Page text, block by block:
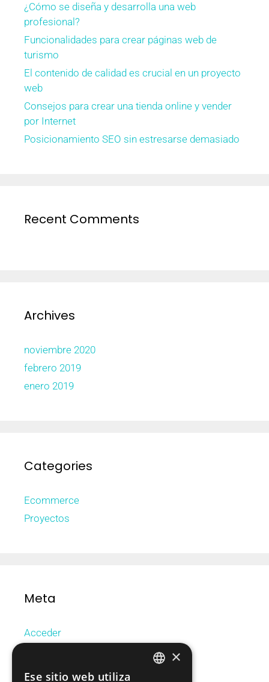
¿Cómo se diseña y desarrolla una web
profesional?
Funcionalidades para crear páginas web de
turismo
El contenido de calidad es crucial en un proyecto
web
Consejos para crear una tienda online y vender
por Internet
Posicionamiento SEO sin estresarse demasiado
Recent Comments
Archives
noviembre 2020
febrero 2019
enero 2019
Categories
Ecommerce
Proyectos
Meta
Acceder
×
Ese sitio web utiliza